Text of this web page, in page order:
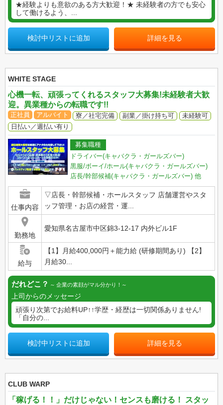
★経験よりも意欲のある方大歓迎！★ 未経験者の方でも安心
して働けるよう、...
検討中リストに追加 詳細を見る
WHITE STAGE
心機一転、頑張ってくれるスタッフ大募集!未経験者大歓
迎。異業種からの転職です!!
正社員 アルバイト 寮／社宅完備 副業／掛け持ち可
未経験可
日払い／週払い有り
募集職種
ドライバー(キャバクラ・ガールズバー)
黒服/ボーイ/ホール(キャバクラ・ガールズバー)
店長/幹部候補(キャバクラ・ガールズバー) 他
仕事内容
▽店長・幹部候補・ホールスタッフ 店舗運営やスタ
ッフ管理・お店の経営・運...
勤務地
愛知県名古屋市中区錦3-12-17 内外ビル1F
給与
【1】月給400,000円＋能力給 (研修期間あり) 【2】
月給30...
だれどこ？ 企業の素顔がマル分かり！
上司からのメッセージ
頑張り次第でお給料UP↑↑学歴・経歴は一切関係ありません!
「自分の...
検討中リストに追加 詳細を見る
CLUB WARP
「稼げる！！」だけじゃない！センスも磨ける！ スタッ